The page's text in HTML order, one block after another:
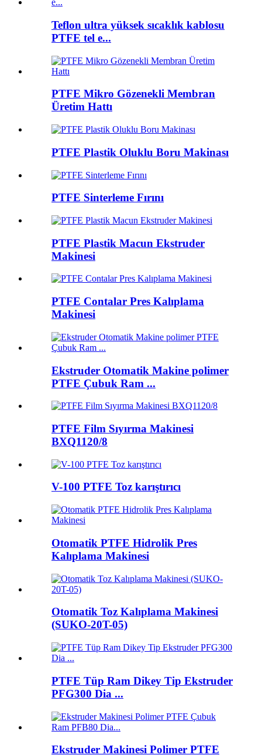
Teflon ultra yüksek sıcaklık kablosu
PTFE tel e...
PTFE Mikro Gözenekli Membran
Üretim Hattı
PTFE Plastik Oluklu Boru Makinası
PTFE Sinterleme Fırını
PTFE Plastik Macun Ekstruder
Makinesi
PTFE Contalar Pres Kalıplama
Makinesi
Ekstruder Otomatik Makine polimer
PTFE Çubuk Ram ...
PTFE Film Sıyırma Makinesi
BXQ1120/8
V-100 PTFE Toz karıştırıcı
Otomatik PTFE Hidrolik Pres
Kalıplama Makinesi
Otomatik Toz Kalıplama Makinesi
(SUKO-20T-05)
PTFE Tüp Ram Dikey Tip Ekstruder
PFG300 Dia ...
Ekstruder Makinesi Polimer PTFE